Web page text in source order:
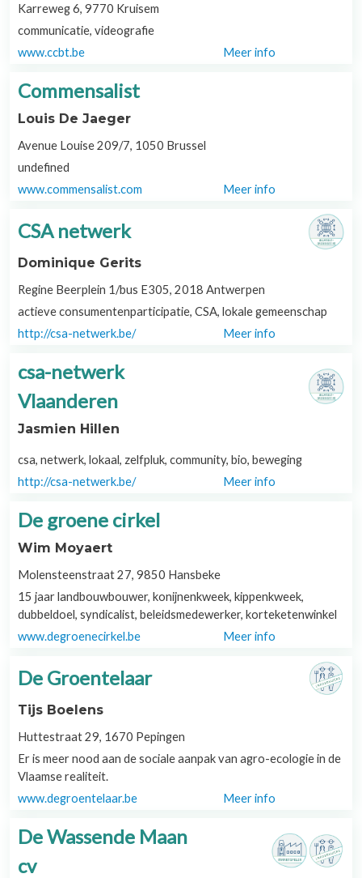
Karreweg 6, 9770 Kruisem
communicatie, videografie
www.ccbt.be
Meer info
Commensalist
Louis De Jaeger
Avenue Louise 209/7, 1050 Brussel
undefined
www.commensalist.com
Meer info
CSA netwerk
Dominique Gerits
Regine Beerplein 1/bus E305, 2018 Antwerpen
actieve consumentenparticipatie, CSA, lokale gemeenschap
http://csa-netwerk.be/
Meer info
csa-netwerk
Vlaanderen
Jasmien Hillen
csa, netwerk, lokaal, zelfpluk, community, bio, beweging
http://csa-netwerk.be/
Meer info
De groene cirkel
Wim Moyaert
Molensteenstraat 27, 9850 Hansbeke
15 jaar landbouwbouwer, konijnenkweek, kippenkweek,
dubbeldoel, syndicalist, beleidsmedewerker, korteketenwinkel
www.degroenecirkel.be
Meer info
De Groentelaar
Tijs Boelens
Huttestraat 29, 1670 Pepingen
Er is meer nood aan de sociale aanpak van agro-ecologie in de
Vlaamse realiteit.
www.degroentelaar.be
Meer info
De Wassende Maan
cv